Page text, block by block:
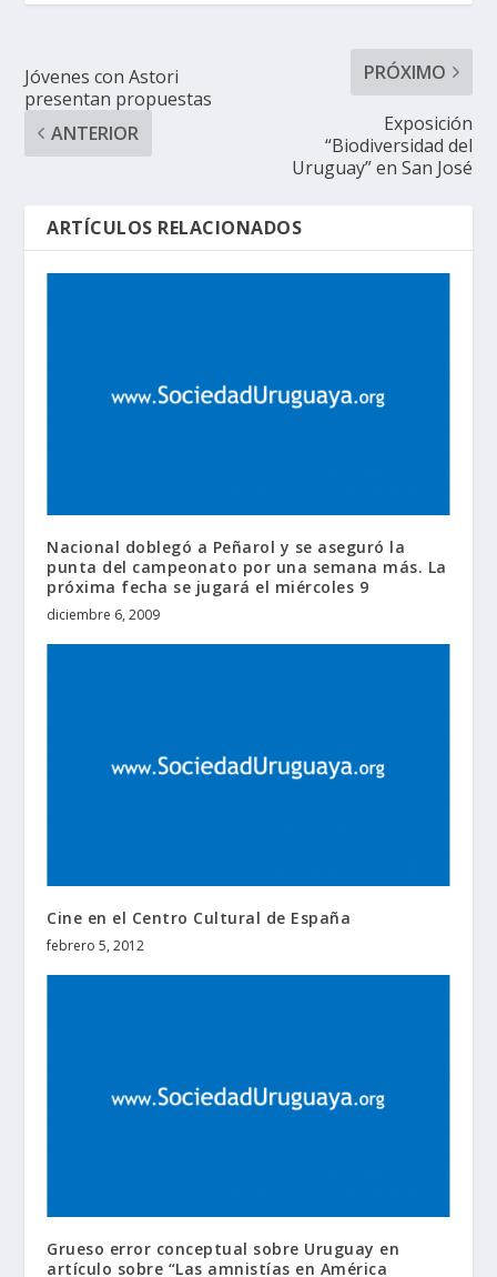
Jóvenes con Astori
presentan propuestas
ANTERIOR
PRÓXIMO
Exposición
“Biodiversidad del
Uruguay” en San José
ARTÍCULOS RELACIONADOS
Nacional doblegó a Peñarol y se aseguró la
punta del campeonato por una semana más. La
próxima fecha se jugará el miércoles 9
diciembre 6, 2009
Cine en el Centro Cultural de España
febrero 5, 2012
Grueso error conceptual sobre Uruguay en
artículo sobre “Las amnistías en América